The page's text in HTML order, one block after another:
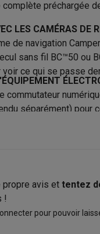
préchargée
LES CAMÉRAS DE
de navigation
sans fil BC™50 ou
voir ce qui se passe
commutateur
séparément) pour
électronique 12 V
les ventilateurs et
propre avis et tentez
!
pour pouvoir